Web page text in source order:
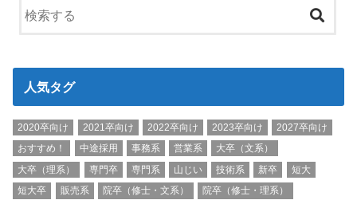
人気タグ
2020卒向け 2021卒向け 2022卒向け 2023卒向け
2027卒向け
おすすめ！
中途採用 事務系 営業系
大卒（文系）
大卒（理系）
専門卒 専門系 山じい 技術系 新卒
短大
短大卒
販売系 院卒（修士・文系） 院卒（修士・理系）